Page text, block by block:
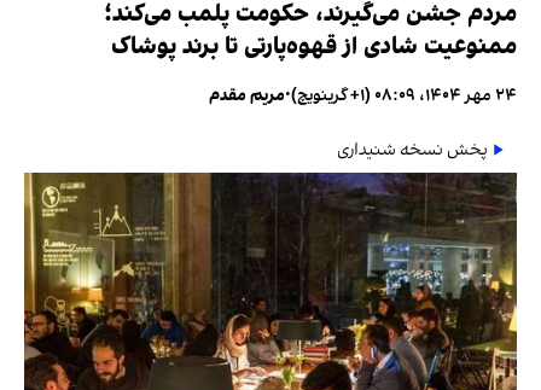
مردم جشن می‌گیرند، حکومت پلمب می‌کند؛
ممنوعیت شادی از قهوه‌پارتی تا برند پوشاک
۲۴ مهر ۱۴۰۴، ۰۸:۰۹ (‎+۱ گرینویچ) •مریم مقدم
پخش نسخه شنیداری